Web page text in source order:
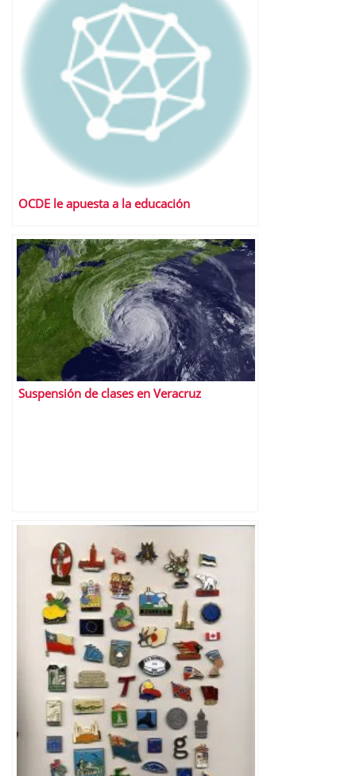
OCDE le apuesta a la educación
Suspensión de clases en Veracruz